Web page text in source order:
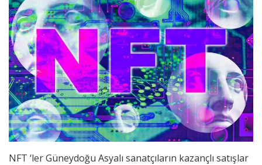
NFT ‘ler Güneydoğu Asyalı sanatçıların kazançlı satışlar